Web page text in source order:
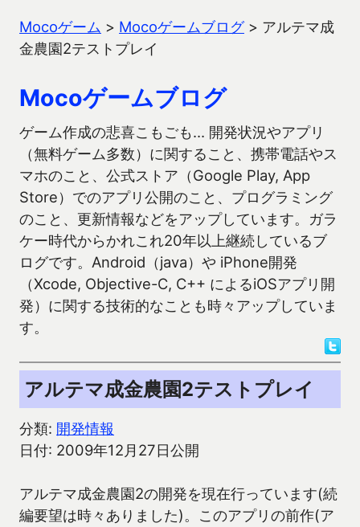
Mocoゲーム > Mocoゲームブログ> アルテマ成
金農園2テストプレイ
Mocoゲームブログ
ゲーム作成の悲喜こもごも… 開発状況やアプリ
（無料ゲーム多数）に関すること、携帯電話やス
マホのこと、公式ストア（Google Play, App
Store）でのアプリ公開のこと、プログラミング
のこと、更新情報などをアップしています。ガラ
ケー時代からかれこれ20年以上継続しているブ
ログです。Android（java）や iPhone開発
（Xcode, Objective-C, C++ によるiOSアプリ開
発）に関する技術的なことも時々アップしていま
す。
アルテマ成金農園2テストプレイ
分類: 開発情報
日付: 2009年12月27日公開
アルテマ成金農園2の開発を現在行っています(続
編要望は時々ありました)。このアプリの前作(ア